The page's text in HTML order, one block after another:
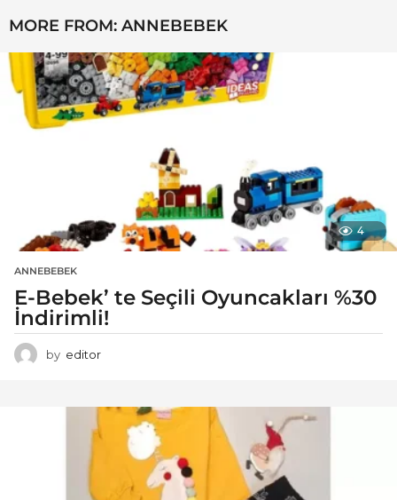
MORE FROM: ANNEBEBEK
4
ANNEBEBEK
E-Bebek’ te Seçili Oyuncakları %30
İndirimli!
by editor